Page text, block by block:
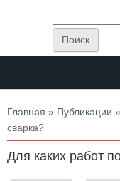
Вы здесь
Главная » Публикации
сварка?
Для каких работ